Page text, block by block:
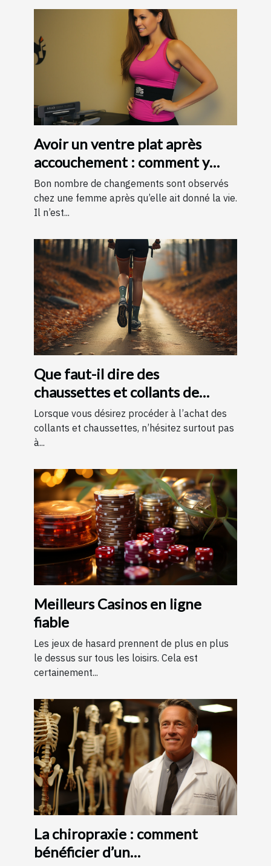
Avoir un ventre plat après
accouchement : comment y
parvenir ?
Bon nombre de changements sont observés
chez une femme après qu’elle ait donné la vie.
Il n’est...
Que faut-il dire des
chaussettes et collants de
contention ?
Lorsque vous désirez procéder à l’achat des
collants et chaussettes, n’hésitez surtout pas
à...
Meilleurs Casinos en ligne
fiable
Les jeux de hasard prennent de plus en plus
le dessus sur tous les loisirs. Cela est
certainement...
La chiropraxie : comment
bénéficier d’un